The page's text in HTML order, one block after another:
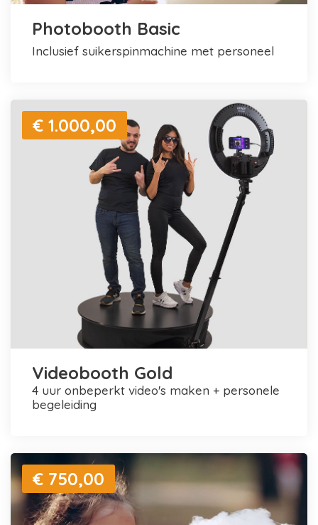
Photobooth Basic
inclusief suikerspinmachine met personeel
€ 1.000,00
Videobooth Gold
4 uur onbeperkt video's maken + personele
begeleiding
€ 750,00